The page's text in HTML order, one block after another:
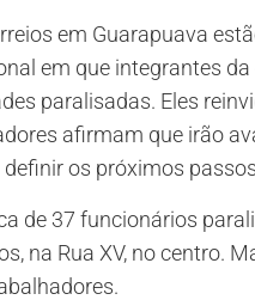
em Guarapuava
em que integrantes
paralisadas. Eles
afirmam que irão
os próximos
de 37 funcionários
na Rua XV, no centro.